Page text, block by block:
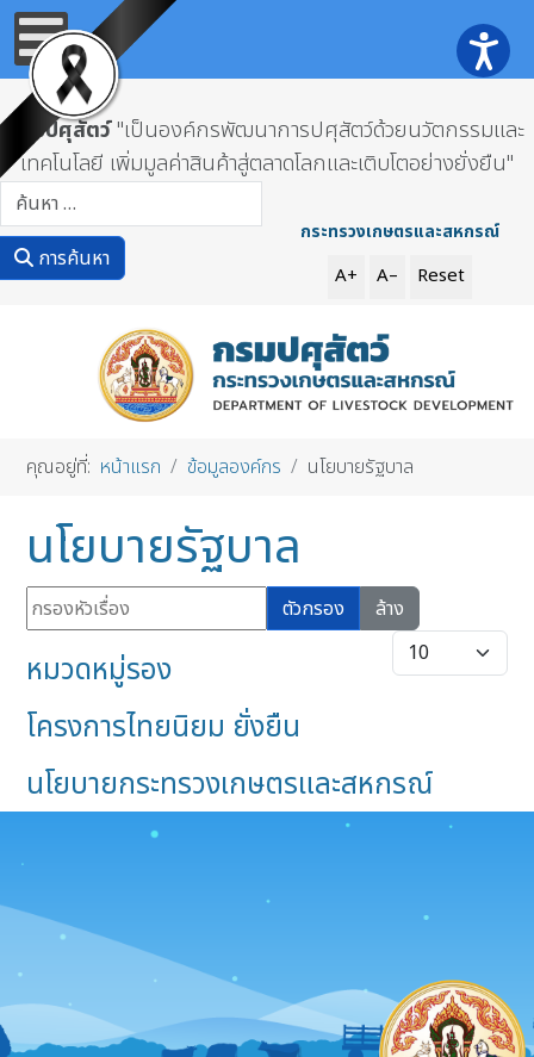
กรมปศุสัตว์"เป็นองค์กรพัฒนาการปศุสัตว์ด้วยนวัตกรรมและ
เทคโนโลยี เพิ่มมูลค่าสินค้าสู่ตลาดโลกและเติบโตอย่างยั่งยืน"
การค้นหา
กระทรวงเกษตรและสหกรณ์
A+ A– Reset
คุณอยู่ที่: หน้าแรก ข้อมูลองค์กร นโยบายรัฐบาล
นโยบายรัฐบาล
กรองหัวเรื่อง ตัวกรอง
ล้าง
แสดง #
หมวดหมู่รอง
โครงการไทยนิยม ยั่งยืน
นโยบายกระทรวงเกษตรและสหกรณ์